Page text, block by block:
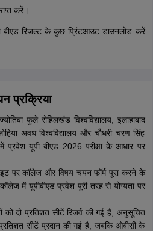
करें।
बीएड रिजल्ट के कुछ प्रिंटआउट डाउनलोड करें
प्रक्रिया
फुले रोहिलखंड विश्वविद्यालय, इलाहाबाद
अवध विश्वविद्यालय और चौधरी चरण सिंह
में प्रवेश यूपी बीएड 2026 परीक्षा के आधार पर
पर कॉलेज और विषय चयन फॉर्म पूरा करने के
कॉलेज में यूपीबीएड प्रवेश पूरी तरह से योग्यता पर
को दो प्रतिशत सीटें रिजर्व की गई है, अनुसूचित
सीटें प्रदान की गई है, जबकि ओबीसी के